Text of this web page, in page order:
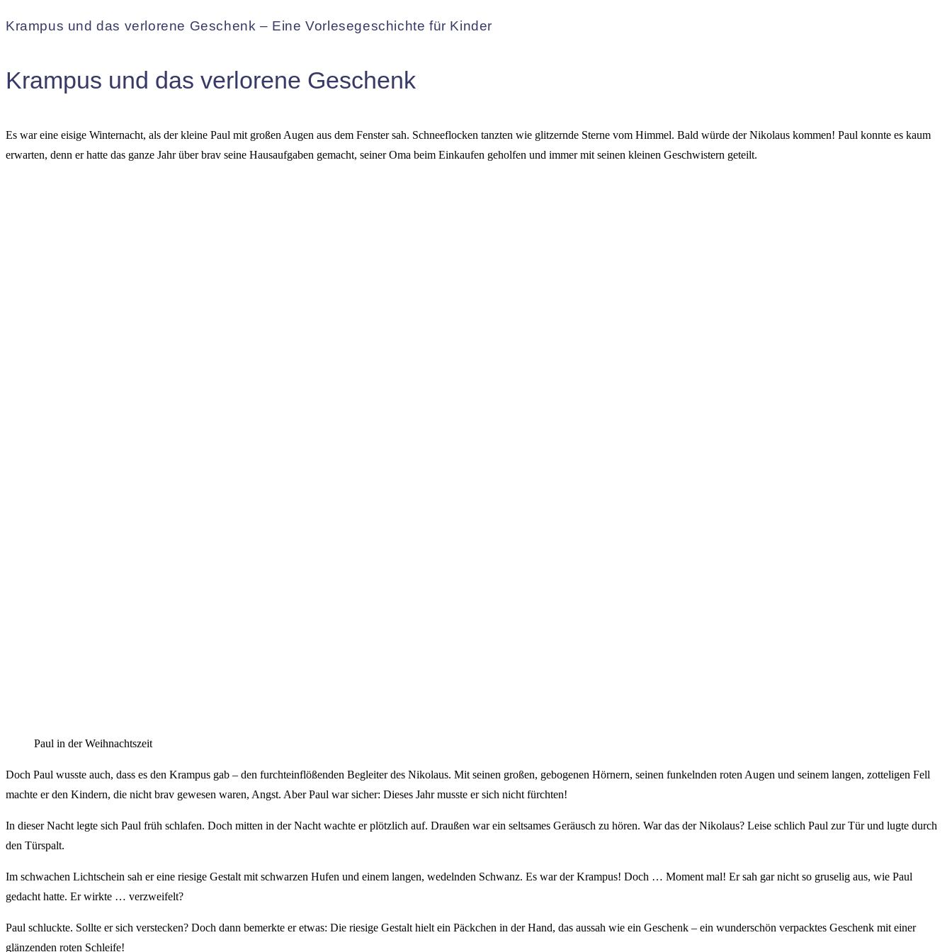
Krampus und das verlorene Geschenk – Eine Vorlesegeschichte für Kinder
Krampus und das verlorene Geschenk
Es war eine eisige Winternacht, als der kleine Paul mit großen Augen aus dem Fenster sah. Schneeflocken tanzten wie glitzernde Sterne vom Himmel. Bald würde der Nikolaus kommen! Paul konnte es kaum
erwarten, denn er hatte das ganze Jahr über brav seine Hausaufgaben gemacht, seiner Oma beim Einkaufen geholfen und immer mit seinen kleinen Geschwistern geteilt.
Paul in der Weihnachtszeit
Doch Paul wusste auch, dass es den Krampus gab – den furchteinflößenden Begleiter des Nikolaus. Mit seinen großen, gebogenen Hörnern, seinen funkelnden roten Augen und seinem langen, zotteligen Fell
machte er den Kindern, die nicht brav gewesen waren, Angst. Aber Paul war sicher: Dieses Jahr musste er sich nicht fürchten!
In dieser Nacht legte sich Paul früh schlafen. Doch mitten in der Nacht wachte er plötzlich auf. Draußen war ein seltsames Geräusch zu hören. War das der Nikolaus? Leise schlich Paul zur Tür und lugte durch
den Türspalt.
Im schwachen Lichtschein sah er eine riesige Gestalt mit schwarzen Hufen und einem langen, wedelnden Schwanz. Es war der Krampus! Doch … Moment mal! Er sah gar nicht so gruselig aus, wie Paul
gedacht hatte. Er wirkte … verzweifelt?
Paul schluckte. Sollte er sich verstecken? Doch dann bemerkte er etwas: Die riesige Gestalt hielt ein Päckchen in der Hand, das aussah wie ein Geschenk – ein wunderschön verpacktes Geschenk mit einer
glänzenden roten Schleife!